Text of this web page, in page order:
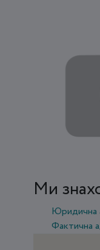
Ми
Юридична
Фактична